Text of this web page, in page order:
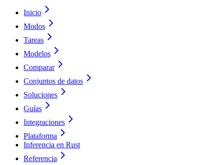
Inicio
Modos
Tareas
Modelos
Comparar
Conjuntos de datos
Soluciones
Guías
Integraciones
Plataforma
Inferencia en Rust
Referencia